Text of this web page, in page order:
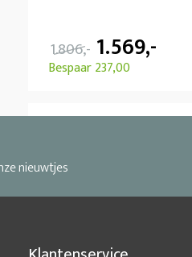
1.806,- 1.569,-
Bespaar 237,00
nieuwtjes